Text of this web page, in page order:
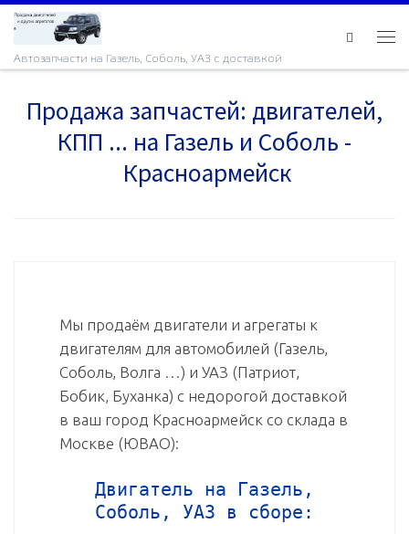
Skip to content
Автозапчасти на Газель, Соболь, УАЗ с доставкой
Продажа запчастей: двигателей,
КПП ... на Газель и Соболь -
Красноармейск
Мы продаём двигатели и агрегаты к
двигателям для автомобилей (Газель,
Соболь, Волга …) и УАЗ (Патриот,
Бобик, Буханка) с недорогой доставкой
в ваш город Красноармейск со склада в
Москве (ЮВАО):
Двигатель на Газель,
Соболь, УАЗ в сборе: